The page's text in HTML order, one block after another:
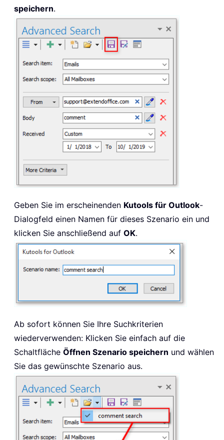
speichern.
Geben Sie im erscheinenden Kutools für Outlook-
Dialogfeld einen Namen für dieses Szenario ein und
klicken Sie anschließend auf OK.
Ab sofort können Sie Ihre Suchkriterien
wiederverwenden: Klicken Sie einfach auf die
Schaltfläche Öffnen Szenario speichern und wählen
Sie das gewünschte Szenario aus.